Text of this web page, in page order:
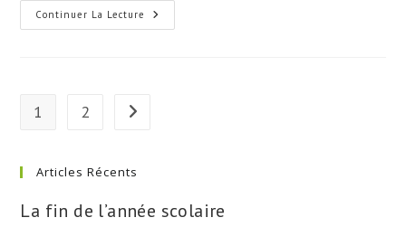
Continuer La Lecture Les
Mini-
1 2 Aller à la page suivante
Articles Récents
La fin de l’année scolaire